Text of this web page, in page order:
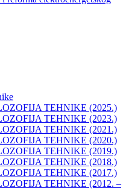
TEHNIKE (2025.)
TEHNIKE (2023.)
TEHNIKE (2021.)
TEHNIKE (2020.)
TEHNIKE (2019.)
TEHNIKE (2018.)
TEHNIKE (2017.)
TEHNIKE (2012. –